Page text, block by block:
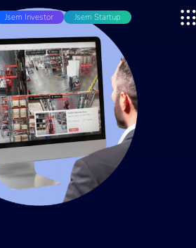
Jsem Investor Jsem Startup